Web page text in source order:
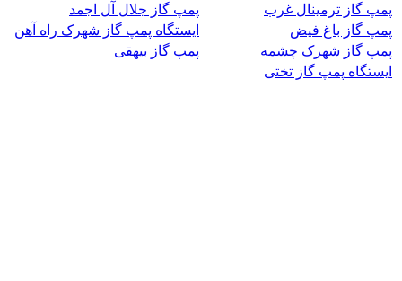
پمپ گاز ترمینال غرب
پمپ گاز جلال آل اجمد
پمپ گاز باغ فیض
ایستگاه پمپ گاز شهرک راه آهن
پمپ گاز شهرک چشمه
پمپ گاز بیهقی
ایستگاه پمپ گاز تختی